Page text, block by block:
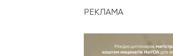
РЕКЛАМА